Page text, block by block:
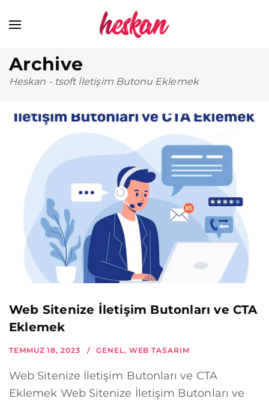
Archive
Heskan - tsoft İletişim Butonu Eklemek
Web Sitenize İletişim Butonları ve CTA
Eklemek
TEMMUZ 18, 2023 GENEL, WEB TASARIM
Web Sitenize İletişim Butonları ve CTA
Eklemek Web Sitenize İletişim Butonları ve